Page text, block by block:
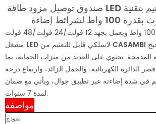
صندوق توصيل مزود طاقة LED لاسلكي قابل للتعتيم بتقنية
مشغل LED لاسلكي قابل للتعتيم من CASAMBI
يحتوي على العديد من ميزات الحماية، بما
الدائرة الكهربائية، والحمل الزائد، وارتفاع درجة
في شدة إضاءته عبر تطبيق جوال، ويأتي مع ضمان
لمدة 7 سنوات.
مواصفة
نموذج